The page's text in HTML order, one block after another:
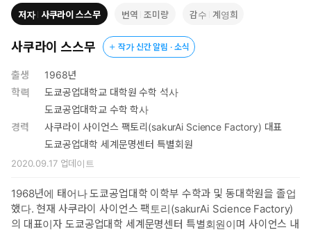
이런 라이브 쇼는 보는 사람의 세계관을 바꾸는 것으로 호평을 얻
고 있다. 『재밌어서 밤새읽는 수학 이야기』는 저자가 이런 다양
한 활동과 일선에서 수학을 가르치면서 고르고 골라 정리해온 수
학적 지식들로, 교과서로만 보는 ‘죽은 수학’이 아니라 살아숨쉬는
생생한 수학의 풍경들을 담아낸 책이다.
이 책은 방정식, 인수분해, 로그, 무리수 등 교과서에서 만날 수 있는
여러 수학적 지식들을 재미있는 이야기들을 통해 설명하면서, 수학
의 재미와 수학이 필요한 이유, 수학의 아름다움을 독자들에게 전하
고 있다. ‘재미있고 살아있는 수학 이야기’들을 따라가다 보면 ‘어렵
고 필요없어 보였던 수학’은 어느새 흥미로운 세상이 되고, 그 속에서
수학의 가치와 그 즐거움을 발견하게 된다.
저자 사쿠라이 스스무 번역 조미량 감수 계영희
사쿠라이 스스무 작가 신간 알림 · 소식
출생
1968년
학력
도쿄공업대학교 대학원 수학 석사
도쿄공업대학교 수학 학사
경력
사쿠라이 사이언스 팩토리(sakurAi Science Factory) 대표
도쿄공업대학 세계문명센터 특별회원
2020.09.17업데이트
1968년에 태어나 도쿄공업대학 이학부 수학과 및 동대학원을 졸업
했다. 현재 사쿠라이 사이언스 팩토리(sakurAi Science Factory)
의 대표이자 도쿄공업대학 세계문명센터 특별회원이며 사이언스 내